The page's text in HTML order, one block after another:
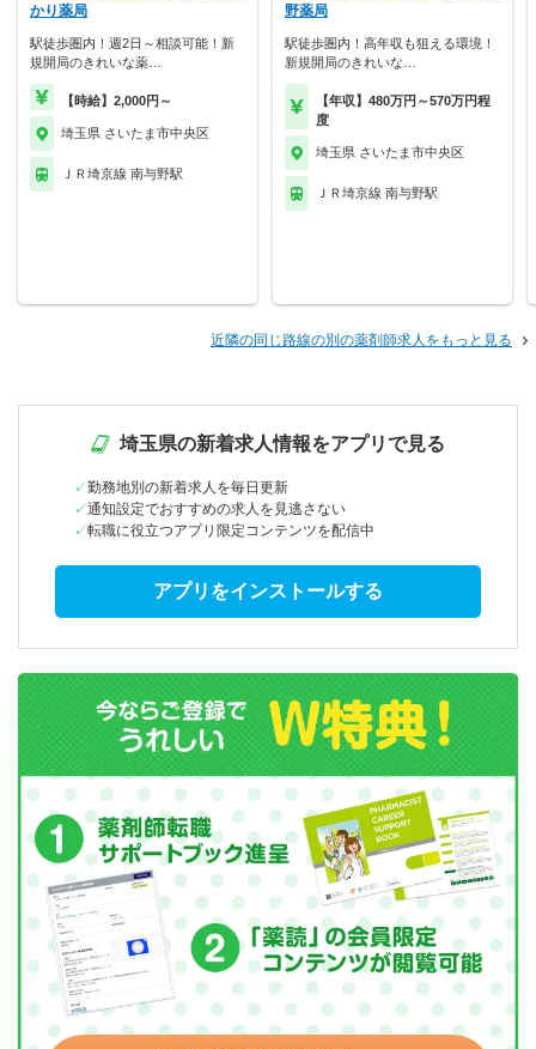
かり薬局
駅徒歩圏内！週2日～相談可能！新
規開局のきれいな薬…
【時給】2,000円～
埼玉県 さいたま市中央区
ＪＲ埼京線 南与野駅
野薬局
駅徒歩圏内！高年収も狙える環境！
新規開局のきれいな…
【年収】480万円～570万円程
度
埼玉県 さいたま市中央区
ＪＲ埼京線 南与野駅
近隣の同じ路線の別の薬剤師求人をもっと見る
埼玉県の新着求人情報をアプリで見る
勤務地別の新着求人を毎日更新
通知設定でおすすめの求人を見逃さない
転職に役立つアプリ限定コンテンツを配信中
アプリをインストールする